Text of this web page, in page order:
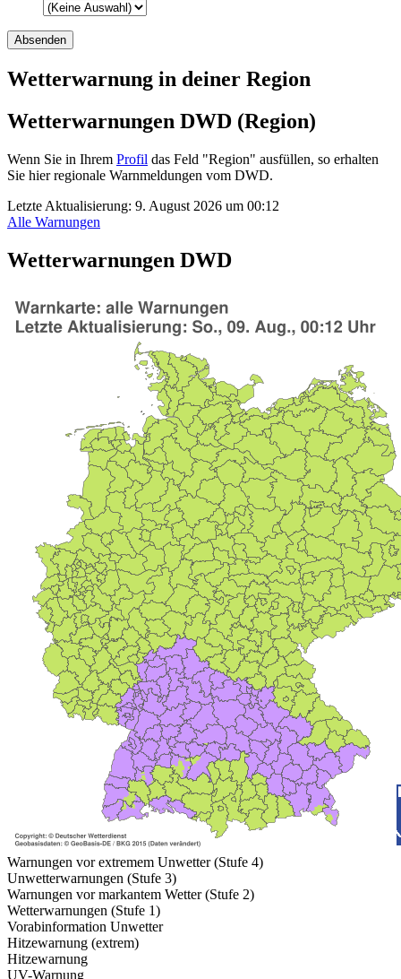
Wetterwarnung in deiner Region
Wetterwarnungen DWD (Region)
Wenn Sie in Ihrem Profil das Feld "Region" ausfüllen, so erhalten
Sie hier regionale Warnmeldungen vom DWD.
Letzte Aktualisierung: 9. August 2026 um 00:12
Alle Warnungen
Wetterwarnungen DWD
Warnungen vor extremem Unwetter (Stufe 4)
Unwetterwarnungen (Stufe 3)
Warnungen vor markantem Wetter (Stufe 2)
Wetterwarnungen (Stufe 1)
Vorabinformation Unwetter
Hitzewarnung (extrem)
Hitzewarnung
UV-Warnung